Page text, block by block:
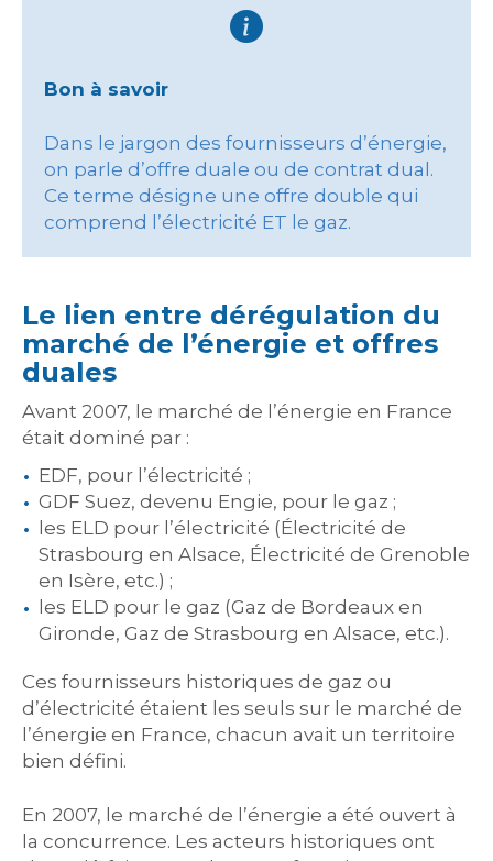
Bon à savoir
Dans le jargon des fournisseurs d’énergie,
on parle d’offre duale ou de contrat dual.
Ce terme désigne une offre double qui
comprend l’électricité ET le gaz.
Le lien entre dérégulation du
marché de l’énergie et offres
duales
Avant 2007, le marché de l’énergie en France
était dominé par :
EDF, pour l’électricité ;
GDF Suez, devenu Engie, pour le gaz ;
les ELD pour l’électricité (Électricité de
Strasbourg en Alsace, Électricité de Grenoble
en Isère, etc.) ;
les ELD pour le gaz (Gaz de Bordeaux en
Gironde, Gaz de Strasbourg en Alsace, etc.).
Ces fournisseurs historiques de gaz ou
d’électricité étaient les seuls sur le marché de
l’énergie en France, chacun avait un territoire
bien défini.
En 2007, le marché de l’énergie a été ouvert à
la concurrence. Les acteurs historiques ont